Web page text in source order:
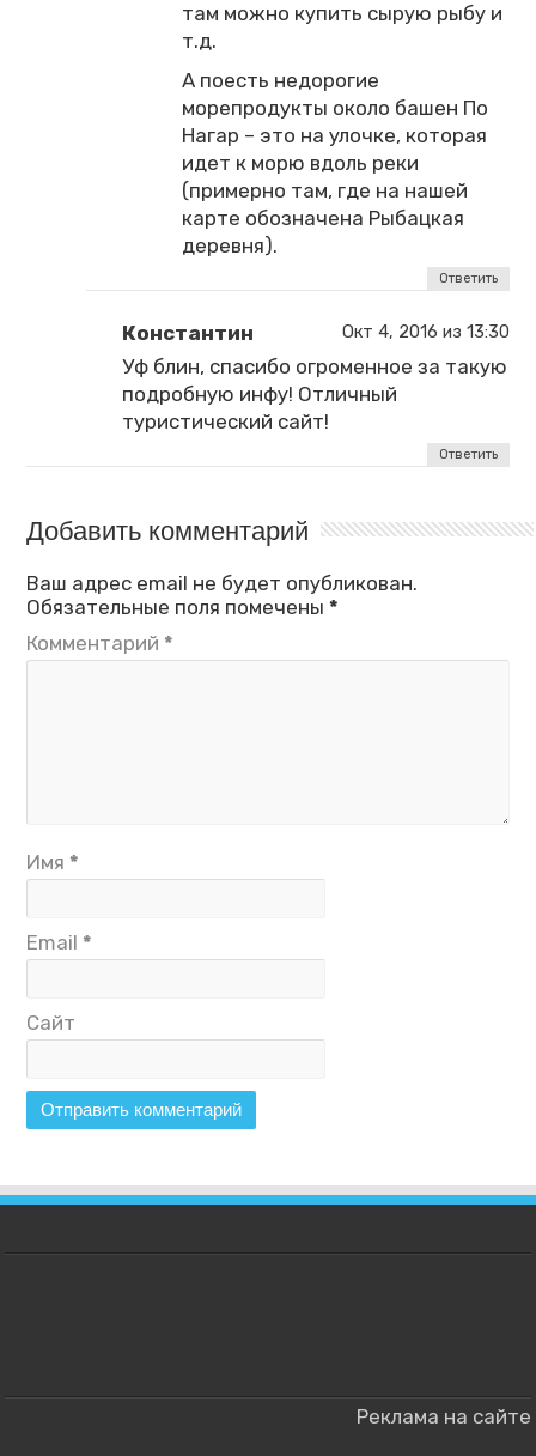
там можно купить сырую рыбу и
т.д.
А поесть недорогие
морепродукты около башен По
Нагар – это на улочке, которая
идет к морю вдоль реки
(примерно там, где на нашей
карте обозначена Рыбацкая
деревня).
Ответить
Константин Окт 4, 2016 из 13:30
Уф блин, спасибо огроменное за такую
подробную инфу! Отличный
туристический сайт!
Ответить
Добавить комментарий
Ваш адрес email не будет опубликован.
Обязательные поля помечены*
Комментарий *
Имя *
Email *
Сайт
Реклама на сайте